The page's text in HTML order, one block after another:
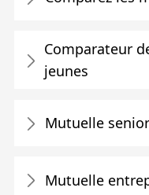
Comparateur
jeunes
Mutuelle senior
Mutuelle